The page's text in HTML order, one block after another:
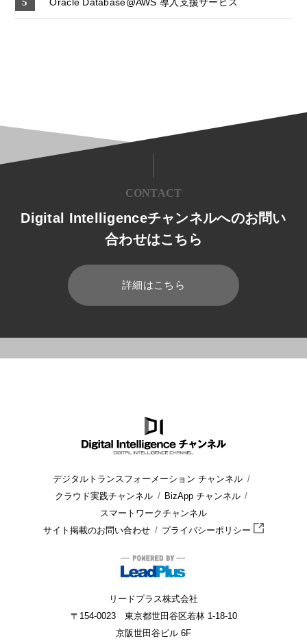
CONTACT
Digital Intelligenceチャンネルへのお問い
合わせはこちら
詳細はこちら
デジタルトランスフォーメーション チャンネル
クラウド実践チャンネル
BizApp チャンネル
スマートワークチャンネル
サイト掲載のお問い合わせ
プライバシーポリシー
リードプラス株式会社
〒154-0023 東京都世田谷区若林 1-18-10
京阪世田谷ビル 6F